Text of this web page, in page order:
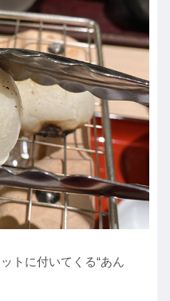
トに付いてくる“あん